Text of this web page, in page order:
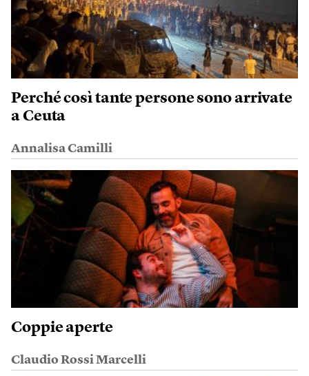
Perché così tante persone sono arrivate
a Ceuta
Annalisa Camilli
Coppie aperte
Claudio Rossi Marcelli